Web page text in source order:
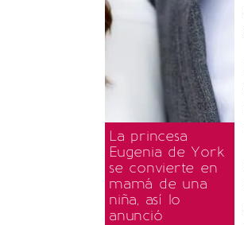
La princesa
Eugenia de York
se convierte en
mamá de una
niña, así lo
anunció